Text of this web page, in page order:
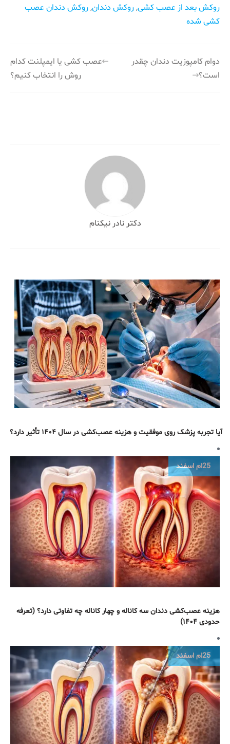
روکش بعد از عصب کشی,روکش دندان,روکش دندان عصب
کشی شده
راهبری
عصب کشی یا ایمپلنت کدام
روش را انتخاب کنیم؟
دوام کامپوزیت دندان چقدر
است؟
دکتر نادر نیکنام
آیا تجربه پزشک روی موفقیت و هزینه عصب‌کشی در سال ۱۴۰۴ تأثیر دارد؟
25ام اسفند
هزینه عصب‌کشی دندان سه کاناله و چهار کاناله چه تفاوتی دارد؟ (تعرفه
حدودی ۱۴۰۴)
25ام اسفند